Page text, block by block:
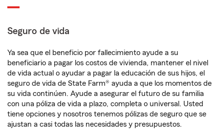
Seguro de vida
Ya sea que el beneficio por fallecimiento ayude a su
beneficiario a pagar los costos de vivienda, mantener el nivel
de vida actual o ayudar a pagar la educación de sus hijos, el
seguro de vida de State Farm® ayuda a que los momentos de
su vida continúen. Ayude a asegurar el futuro de su familia
con una póliza de vida a plazo, completa o universal. Usted
tiene opciones y nosotros tenemos pólizas de seguro que se
ajustan a casi todas las necesidades y presupuestos.